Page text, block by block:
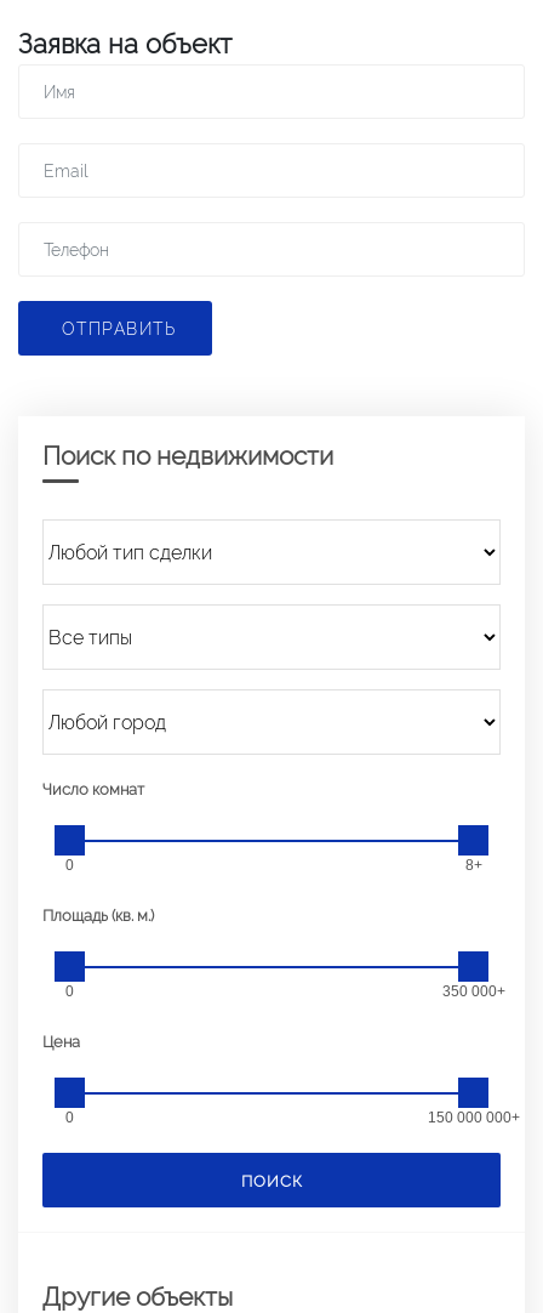
Заявка на объект
ОТПРАВИТЬ
Поиск по недвижимости
Число комнат
0 8+
Площадь (кв. м.)
0 350 000+
Цена
0 150 000 000+
ПОИСК
Другие объекты